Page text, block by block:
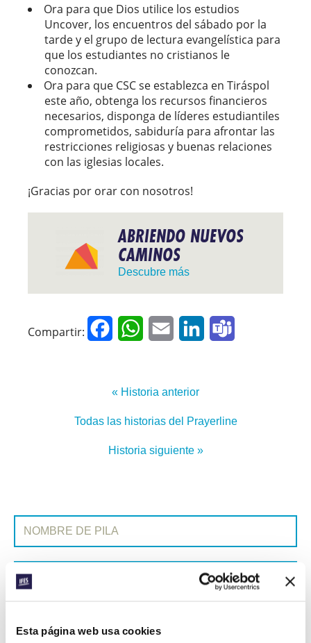
Esta página web usa cookies
Ora para que Dios utilice los estudios
Uncover, los encuentros del sábado por la
tarde y el grupo de lectura evangelística para
que los estudiantes no cristianos le
conozcan.
Ora para que CSC se establezca en Tiráspol
este año, obtenga los recursos financieros
necesarios, disponga de líderes estudiantiles
comprometidos, sabiduría para afrontar las
restricciones religiosas y buenas relaciones
con las iglesias locales.
¡Gracias por orar con nosotros!
ABRIENDO NUEVOS
CAMINOS
Descubre más
Compartir: FacebookWhatsApp
Email LinkedIn
« Historia anterior
Todas las historias del Prayerline
Historia siguiente »
SUSCRIBIRSE A PRAYERLINE
Nombre de pila:
Apellido: